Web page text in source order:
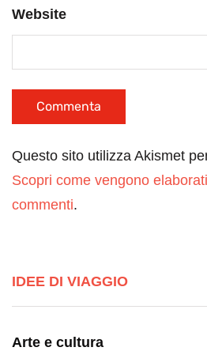
Website
Questo sito utilizza Akismet
Scopri come vengono
commenti.
IDEE DI VIAGGIO
Arte e cultura